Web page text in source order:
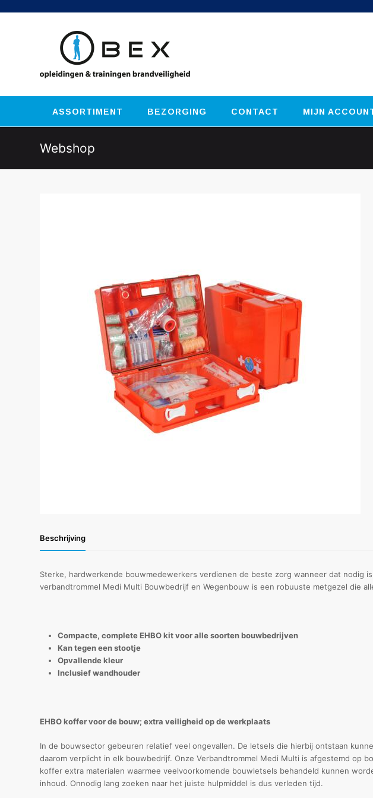
ASSORTIMENT BEZORGING CONTACT MIJN
Webshop
Beschrijving
Sterke, hardwerkende bouwmedewerkers verdienen de beste zorg wanneer dat nodig
verbandtrommel Medi Multi Bouwbedrijf en Wegenbouw is een robuuste metgezel die
Compacte, complete EHBO kit voor alle soorten bouwbedrijven
Kan tegen een stootje
Opvallende kleur
Inclusief wandhouder
EHBO koffer voor de bouw; extra veiligheid op de werkplaats
In de bouwsector gebeuren relatief veel ongevallen. De letsels die hierbij ontstaan
daarom verplicht in elk bouwbedrijf. Onze Verbandtrommel Medi Multi is afgestemd op
koffer extra materialen waarmee veelvoorkomende bouwletsels behandeld kunnen
inhoud. Onnodig lang zoeken naar het juiste hulpmiddel is dus verleden tijd.